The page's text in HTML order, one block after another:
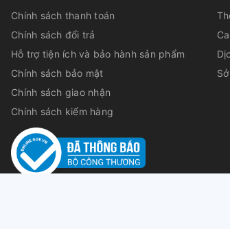
Chính sách thanh toán
Chính sách đổi trả
Hỗ trợ tiện ích và bảo hành sản phẩm
Chính sách bảo mật
Chính sách giao nhận
Chính sách kiểm hàng